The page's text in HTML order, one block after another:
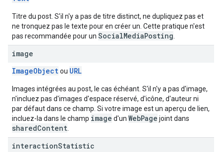
Titre du post. S'il n'y a pas de titre distinct, ne dupliquez pas et
ne tronquez pas le texte pour en créer un. Cette pratique n'est
pas recommandée pour un SocialMediaPosting
image
ImageObject ou URL
Images intégrées au post, le cas échéant. S'il n'y a pas d'image,
n'incluez pas d'images d'espace réservé, d'icône, d'auteur ni
par défaut dans ce champ. Si votre image est un aperçu de lien,
incluez-la dans le champ image d'un WebPage joint dans
sharedContent
interactionStatistic